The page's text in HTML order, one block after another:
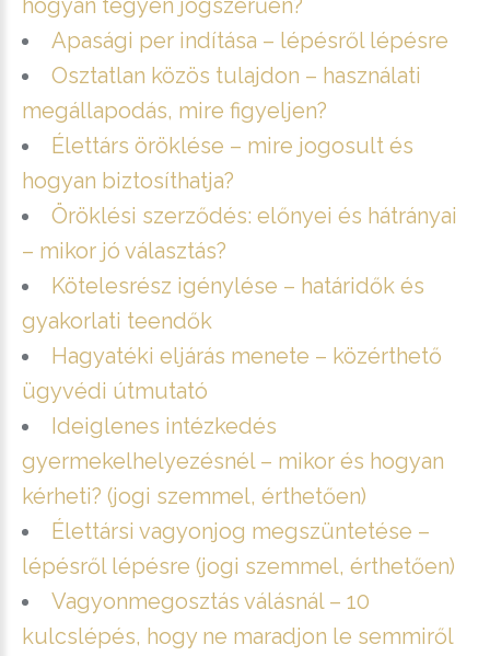
Apasági per indítása – lépésről lépésre
Osztatlan közös tulajdon – használati
megállapodás, mire figyeljen?
Élettárs öröklése – mire jogosult és
hogyan biztosíthatja?
Öröklési szerződés: előnyei és hátrányai
– mikor jó választás?
Kötelesrész igénylése – határidők és
gyakorlati teendők
Hagyatéki eljárás menete – közérthető
ügyvédi útmutató
Ideiglenes intézkedés
gyermekelhelyezésnél – mikor és hogyan
kérheti? (jogi szemmel, érthetően)
Élettársi vagyonjog megszüntetése –
lépésről lépésre (jogi szemmel, érthetően)
Vagyonmegosztás válásnál – 10
kulcslépés, hogy ne maradjon le semmiről